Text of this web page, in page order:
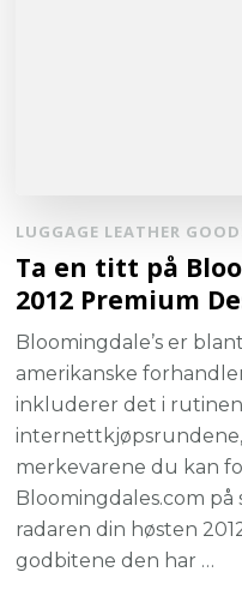
LUGGAGE LEATHER
Ta en titt på
2012 Premium
Bloomingdale’s er
amerikanske
inkluderer det i
merkevarene du kan
Bloomingdales.com på
radaren din høsten
godbitene den har …